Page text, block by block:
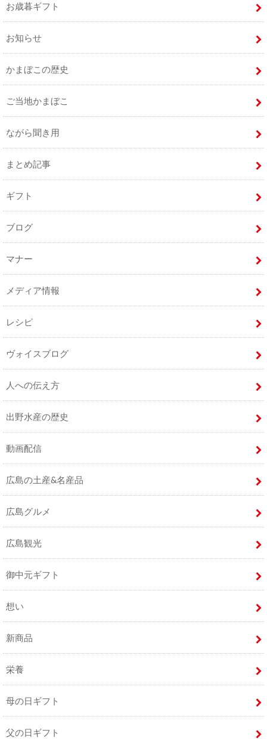
お歳暮ギフト
お知らせ
かまぼこの歴史
ご当地かまぼこ
ながら聞き用
まとめ記事
ギフト
ブログ
マナー
メディア情報
レシピ
ヴォイスブログ
人への伝え方
出野水産の歴史
動画配信
広島の土産&名産品
広島グルメ
広島観光
御中元ギフト
想い
新商品
栄養
母の日ギフト
父の日ギフト